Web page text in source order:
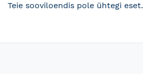
Teie sooviloendis pole ühtegi eset.